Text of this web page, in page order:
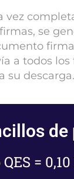
vez
se
a todos
su descarga.
de
=